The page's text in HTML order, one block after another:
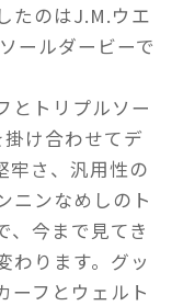
たのはJ.M.ウエ
ールダービーで
とトリプルソー
け合わせてデ
牢さ、汎用性の
ニンなめしのト
、今まで見てき
わります。グッ
ーフとウェルト